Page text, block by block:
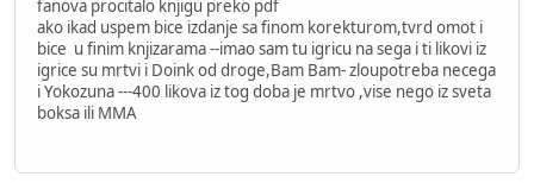
fanova procitalo knjigu preko pdf
ako ikad uspem bice izdanje sa finom korekturom,tvrd omot i
bice u finim knjizarama --imao sam tu igricu na sega i ti likovi iz
igrice su mrtvi i Doink od droge,Bam Bam- zloupotreba necega
i Yokozuna ---400 likova iz tog doba je mrtvo ,vise nego iz sveta
boksa ili MMA